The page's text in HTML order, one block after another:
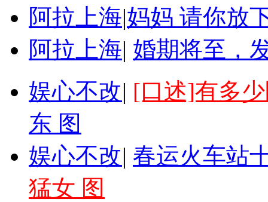
阿拉上海|妈妈 请你放
阿拉上海| 婚期将至，
娱心不改| [口述]有多
东 图
娱心不改| 春运火车站
猛女 图